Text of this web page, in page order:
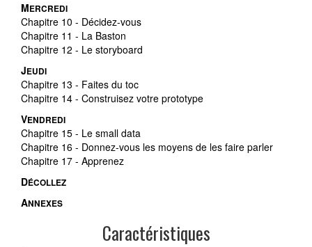
MERCREDI
Chapitre 10 - Décidez-vous
Chapitre 11 - La Baston
Chapitre 12 - Le storyboard
JEUDI
Chapitre 13 - Faites du toc
Chapitre 14 - Construisez votre prototype
VENDREDI
Chapitre 15 - Le small data
Chapitre 16 - Donnez-vous les moyens de les faire parler
Chapitre 17 - Apprenez
DÉCOLLEZ
ANNEXES
Caractéristiques